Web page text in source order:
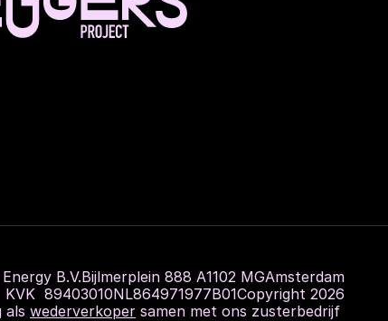
B.V.Bijlmerplein 888 A1102 MGAmsterdam
KVK  89403010NL864971977B01Copyright 2026
als wederverkoper samen met ons zusterbedrijf